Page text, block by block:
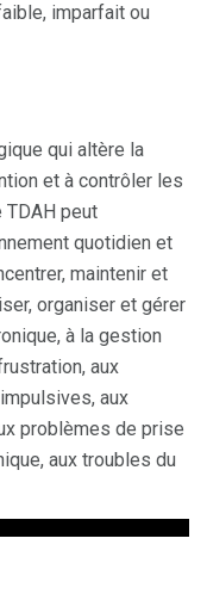
imparfait ou
qui altère la
et à contrôler les
peut
quotidien et
maintenir et
organiser et gérer
à la gestion
aux
aux
problèmes de prise
aux troubles du